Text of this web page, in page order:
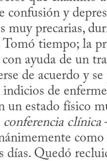
confusión y
muy precarias,
Tomó tiempo; la
ayuda de un
de acuerdo y
de
un estado físico
conferencia clínica
días. Quedó